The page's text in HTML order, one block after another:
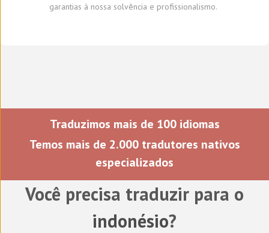
garantias à nossa solvência e profissionalismo.
Traduzimos mais de 100 idiomas
Temos mais de 2.000 tradutores nativos
especializados
Você precisa traduzir para o
indonésio?